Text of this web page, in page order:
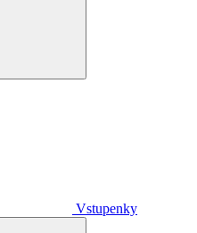
Vstupenky